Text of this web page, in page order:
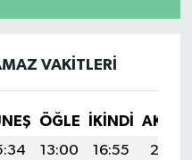
VAKITLERI
ÖĞLE İKINDI
13:00 16:55
20:17